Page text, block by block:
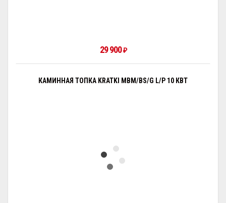
29 900₽
КАМИННАЯ ТОПКА KRATKI MBM/BS/G L/P 10 КВТ